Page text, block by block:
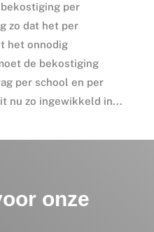
per
zo dat het per
het onnodig
de bekostiging
per school en per
nu zo ingewikkeld in...
onze